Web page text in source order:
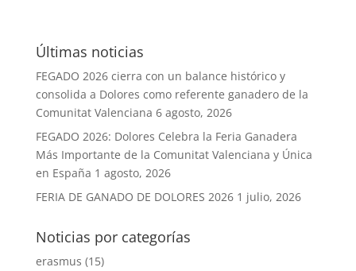
Últimas noticias
FEGADO 2026 cierra con un balance histórico y
consolida a Dolores como referente ganadero de la
Comunitat Valenciana 6 agosto, 2026
FEGADO 2026: Dolores Celebra la Feria Ganadera
Más Importante de la Comunitat Valenciana y Única
en España 1 agosto, 2026
FERIA DE GANADO DE DOLORES 2026 1 julio, 2026
Noticias por categorías
erasmus (15)